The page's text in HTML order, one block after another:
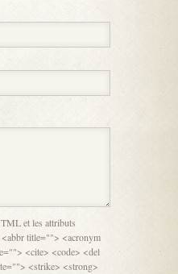
et les attributs
title=""> <acronym
<cite> <code> <del
<strike> <strong>